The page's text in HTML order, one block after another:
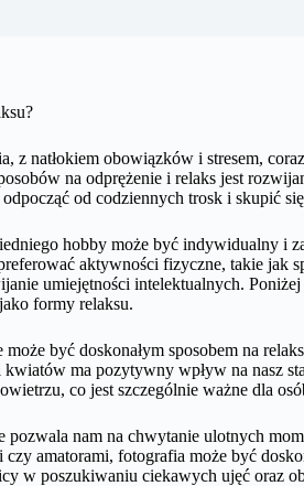
z natłokiem obowiązków i stresem,
na odprężenie i relaks jest
od codziennych trosk i skupić
hobby może być indywidualny i
aktywności fizyczne, takie jak
umiejętności intelektualnych.
formy relaksu.
być doskonałym sposobem na
ma pozytywny wpływ na nasz
co jest szczególnie ważne dla
nam na chwytanie ulotnych
amatorami, fotografia może być
w poszukiwaniu ciekawych ujęć oraz